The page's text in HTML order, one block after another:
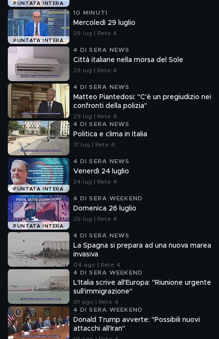
PUNTATA INTERA
PUNTATA INTERA
10 MINUTI
Mercoledì 29 luglio
29 lug | Rete 4
4 DI SERA NEWS
Città italiane nella morsa del Sole
29 lug | Rete 4
4 DI SERA NEWS
Matteo Piantedosi: "C'è un pregiudizio nei
confronti della polizia"
29 lug | Rete 4
4 DI SERA NEWS
Politica e clima in Italia
31 lug | Rete 4
PUNTATA INTERA
4 DI SERA NEWS
Venerdì 24 luglio
24 lug | Rete 4
PUNTATA INTERA
4 DI SERA WEEKEND
Domenica 26 luglio
26 lug | Rete 4
4 DI SERA NEWS
La Spagna si prepara ad una nuova marea
invasiva
04 ago | Rete 4
4 DI SERA WEEKEND
L'Italia scrive all'Europa: "Riunione urgente
sull'immigrazione"
01 ago | Rete 4
4 DI SERA WEEKEND
Donald Trump avverte: "Possibili nuovi
attacchi all'Iran"